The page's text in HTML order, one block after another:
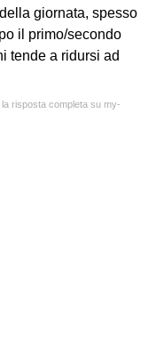
giornata, spesso
il primo/secondo
tende a ridursi ad
risposta completa su my-